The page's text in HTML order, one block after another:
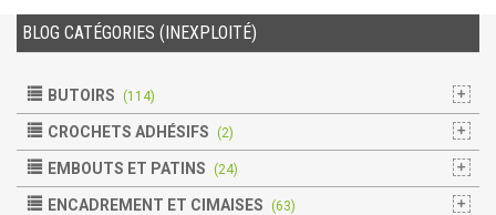
BLOG CATÉGORIES (INEXPLOITÉ)
BUTOIRS (114)
CROCHETS ADHÉSIFS (2)
EMBOUTS ET PATINS (24)
ENCADREMENT ET CIMAISES (63)